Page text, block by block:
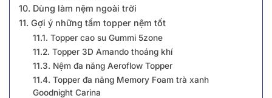
10. Dùng làm nệm ngoài trời
11. Gợi ý những tấm topper nệm tốt
11.1. Topper cao su Gummi 5zone
11.2. Topper 3D Amando thoáng khí
11.3. Nệm đa năng Aeroflow Topper
11.4. Topper đa năng Memory Foam trà xanh
Goodnight Carina